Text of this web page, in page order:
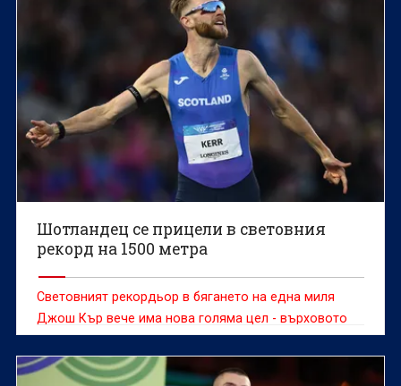
Шотландец се прицели в световния
рекорд на 1500 метра
Световният рекордьор в бягането на една миля
Джош Кър вече има нова голяма цел - върховото
постижение на 1500 метра.